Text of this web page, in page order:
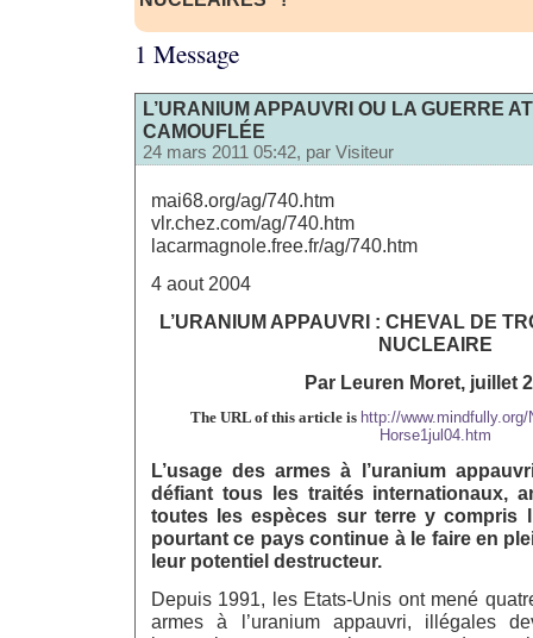
1 Message
L’URANIUM APPAUVRI OU LA GUERRE
CAMOUFLÉE
24 mars 2011 05:42, par Visiteur
mai68.org/ag/740.htm
vlr.chez.com/ag/740.htm
lacarmagnole.free.fr/ag/740.htm
4 aout 2004
L’URANIUM APPAUVRI : CHEVAL DE
NUCLEAIRE
Par Leuren Moret, juillet
The URL of this article is http://
Horse1jul04.htm
L’usage des armes à l’uranium
défiant tous les traités internationaux,
toutes les espèces sur terre y compris
pourtant ce pays continue à le faire en
leur potentiel destructeur.
Depuis 1991, les Etats-Unis ont mené
armes à l’uranium appauvri, illégales